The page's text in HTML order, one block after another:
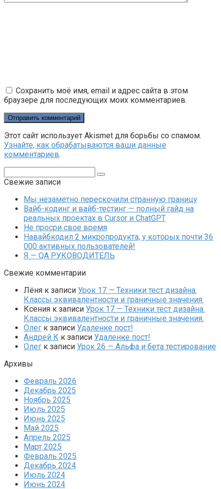
Сохранить моё имя, email и адрес сайта в этом
браузере для последующих моих комментариев.
Этот сайт использует Akismet для борьбы со спамом.
Узнайте, как обрабатываются ваши данные
комментариев.
Свежие записи
Мы незаметно перескочили странную границу
Вайб-кодинг и вайб-тестинг — полный гайд на
реальных проектах в Cursor и ChatGPT
Не просри свое время
Навайбкодил 2 микропродукта, у которых почти 36
000 активных пользователей!
Я — QA РУКОВОДИТЕЛЬ
Свежие комментарии
Лёня к записи Урок 17 — Техники тест дизайна.
Классы эквивалентности и граничные значения.
Ксения к записи Урок 17 — Техники тест дизайна.
Классы эквивалентности и граничные значения.
Олег к записи Удаленке пост!
Андрей К к записи Удаленке пост!
Олег к записи Урок 26 — Альфа и бета тестирование
Архивы
Февраль 2026
Декабрь 2025
Ноябрь 2025
Июль 2025
Июнь 2025
Май 2025
Апрель 2025
Март 2025
Февраль 2025
Декабрь 2024
Июль 2024
Июнь 2024